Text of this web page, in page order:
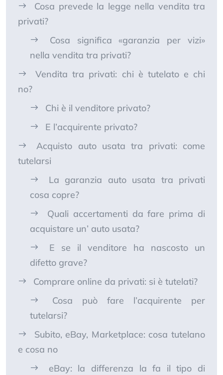
Cosa prevede la legge nella vendita tra
privati?
Cosa significa «garanzia per vizi»
nella vendita tra privati?
Vendita tra privati: chi è tutelato e chi
no?
Chi è il venditore privato?
E l’acquirente privato?
Acquisto auto usata tra privati: come
tutelarsi
La garanzia auto usata tra privati
cosa copre?
Quali accertamenti da fare prima di
acquistare un’ auto usata?
E se il venditore ha nascosto un
difetto grave?
Comprare online da privati: si è tutelati?
Cosa può fare l’acquirente per
tutelarsi?
Subito, eBay, Marketplace: cosa tutelano
e cosa no
eBay: la differenza la fa il tipo di